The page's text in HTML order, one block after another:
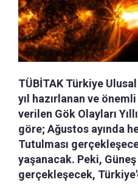
TÜBİTAK Türkiye
yıl hazırlanan ve
verilen Gök Olayları
göre; Ağustos ayında
Tutulması
yaşanacak. Peki,
gerçekleşecek,